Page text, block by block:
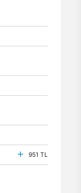
951 TL